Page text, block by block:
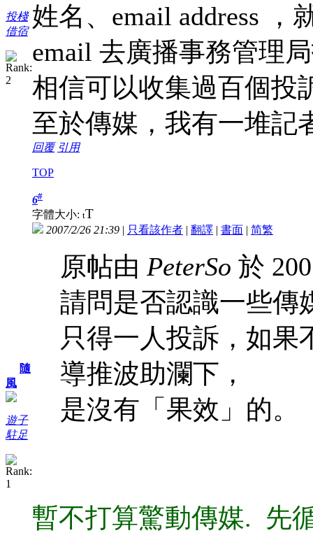
投棧
借宿
姓名、email address ，
email 去廣播事務管理
相信可以收集過百個投
至於傳媒，我有一堆記
回覆 引用
TOP
隨
風
遊子
駐足
6#
字體大小: tT
2007/2/26 21:39 | 只看該作者 | 翻譯 | 書面 | 简繁
原帖由 PeterSo 於
請問是否認識一些傳
只得一人投訴，如果
導推波助瀾下，
是沒有「果效」的。
暫不打算驚動傳媒. 先